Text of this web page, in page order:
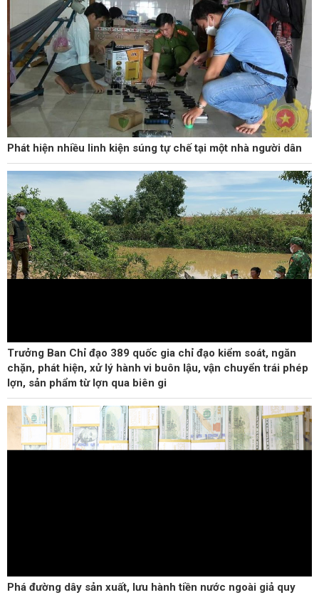
Phát hiện nhiều linh kiện súng tự chế tại một nhà người dân
Trưởng Ban Chỉ đạo 389 quốc gia chỉ đạo kiểm soát, ngăn
chặn, phát hiện, xử lý hành vi buôn lậu, vận chuyển trái phép
lợn, sản phẩm từ lợn qua biên gi
Phá đường dây sản xuất, lưu hành tiền nước ngoài giả quy